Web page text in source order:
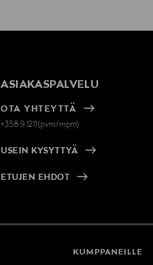
ASIAKASPALVELU
OTA YHTEYTTÄ
+358 9 1211(pvm/mpm)
USEIN KYSYTTYÄ
ETUJEN EHDOT
KUMPPANEILLE